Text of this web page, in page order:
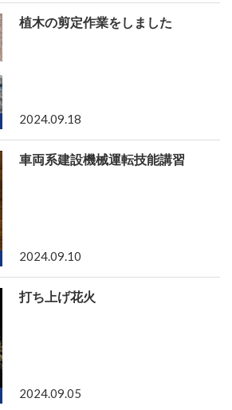
植木の剪定作業をしました
2024.09.18
車両系建設機械運転技能講習
2024.09.10
打ち上げ花火
2024.09.05